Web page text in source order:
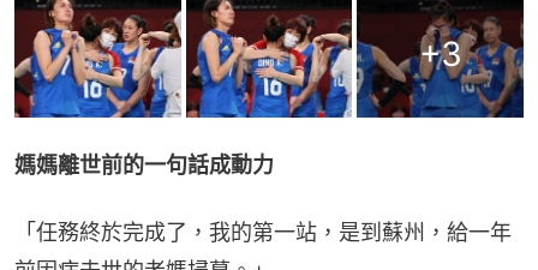
+3
媽媽離世前的一句話成動力
「任務終於完成了，我的第一站，是到蘇州，給一年